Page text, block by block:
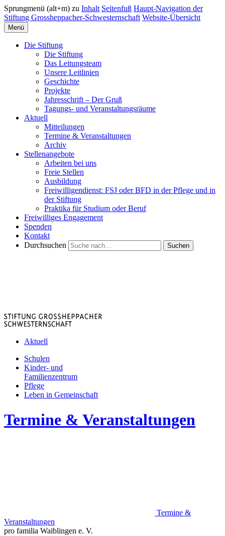
Sprungmenü (alt+m) zu Inhalt Seitenfuß Haupt-Navigation der
Stiftung Grossheppacher-Schwesternschaft Website-Übersicht
Menü
Die Stiftung
Die Stiftung
Das Leitungsteam
Unsere Leitlinien
Geschichte
Projekte
Jahresschrift – Der Gruß
Tagungs- und Veranstaltungsräume
Aktuell
Mitteilungen
Termine & Veranstaltungen
Archiv
Stellenangebote
Arbeiten bei uns
Freie Stellen
Ausbildung
Freiwilligendienst: FSJ oder BFD in der Pflege und in
der Stiftung
Praktika für Studium oder Beruf
Freiwilliges Engagement
Spenden
Kontakt
Durchsuchen
Suchen
Aktuell
Schulen
Kinder- und
Familienzentrum
Pflege
Leben in Gemeinschaft
Termine & Veranstaltungen
Termine &
Veranstaltungen
pro familia Waiblingen e. V.